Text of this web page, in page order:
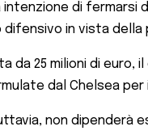
intenzione di
in vista
da 25 milioni di
dal Chelsea per
non dipenderà